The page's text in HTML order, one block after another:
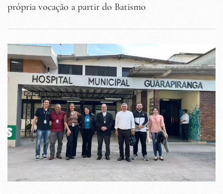
própria vocação a partir do Batismo